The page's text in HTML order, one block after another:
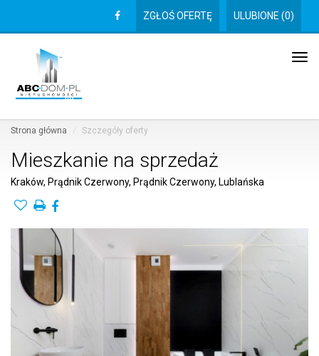
ZGŁOŚ OFERTĘ ULUBIONE (0)
Strona główna Szczegóły oferty
Mieszkanie na sprzedaż
Kraków, Prądnik Czerwony, Prądnik Czerwony, Lublańska